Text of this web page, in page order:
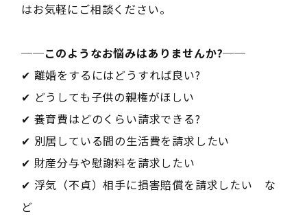
はお気軽にご相談ください。
──このようなお悩みはありませんか?──
✔ 離婚をするにはどうすれば良い?
✔ どうしても子供の親権がほしい
✔ 養育費はどのくらい請求できる?
✔ 別居している間の生活費を請求したい
✔ 財産分与や慰謝料を請求したい
✔ 浮気（不貞）相手に損害賠償を請求したい な
ど